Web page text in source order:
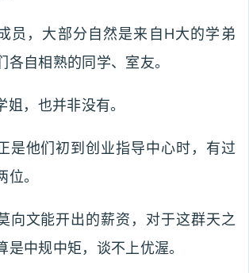
员，大部分自然是来自H大的学弟
各自相熟的同学、室友。
姐，也并非没有。
是他们初到创业指导中心时，有过
。
向文能开出的薪资，对于这群天之
是中规中矩，谈不上优渥。